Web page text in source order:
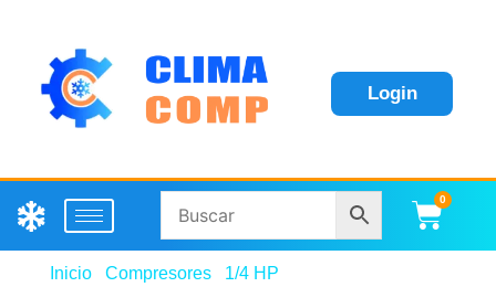
Login
0
Inicio Compresores 1/4 HP